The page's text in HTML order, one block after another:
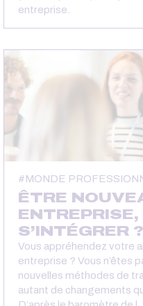
entreprise.
MONDE
ÊTRE
S’INTÉGRER ?
Vous appréhendez votre
entreprise ? Vous n’êtes
nouvelles méthodes de
autant de changements